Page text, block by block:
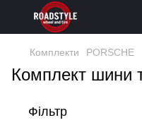
Комплекти PORSCHE
Комплект шини
Фільтр